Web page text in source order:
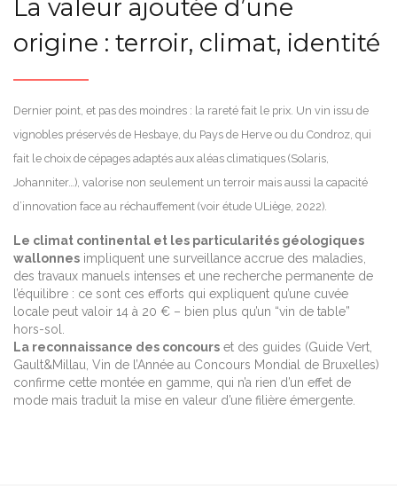
La valeur ajoutée d’une
origine : terroir, climat, identité
Dernier point, et pas des moindres : la rareté fait le prix. Un vin issu de
vignobles préservés de Hesbaye, du Pays de Herve ou du Condroz, qui
fait le choix de cépages adaptés aux aléas climatiques (Solaris,
Johanniter…), valorise non seulement un terroir mais aussi la capacité
d’innovation face au réchauffement (voir étude ULiège, 2022).
Le climat continental et les particularités géologiques
wallonnes impliquent une surveillance accrue des maladies,
des travaux manuels intenses et une recherche permanente de
l’équilibre : ce sont ces efforts qui expliquent qu’une cuvée
locale peut valoir 14 à 20 € – bien plus qu’un “vin de table”
hors-sol.
La reconnaissance des concours et des guides (Guide Vert,
Gault&Millau, Vin de l’Année au Concours Mondial de Bruxelles)
confirme cette montée en gamme, qui n’a rien d’un effet de
mode mais traduit la mise en valeur d’une filière émergente.